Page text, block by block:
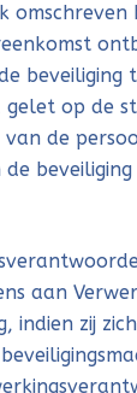
omschreven
gelet op de
de
aan
indien zij